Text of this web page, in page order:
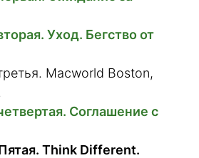
Уход. Бегство от
Macworld Boston,
Соглашение с
Think Different.